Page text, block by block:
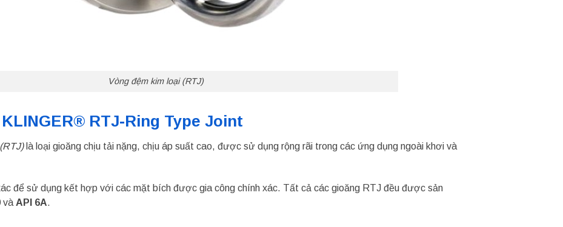
Vòng đệm kim loại (RTJ)
RTJ-Ring Type Joint
(RTJ)là loại gioăng chịu tải nặng, chịu áp suất cao, được sử dụng rộng rãi trong các ứng dụng ngoài khơi và
để sử dụng kết hợp với các mặt bích được gia công chính xác. Tất cả các gioăng RTJ đều được sản
và API 6A.